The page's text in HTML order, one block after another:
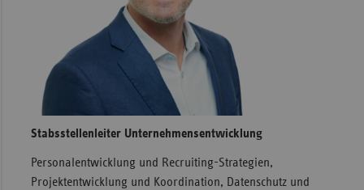
Stabsstellenleiter Unternehmensentwicklung
Personalentwicklung und Recruiting-Strategien,
Projektentwicklung und Koordination, Datenschutz und